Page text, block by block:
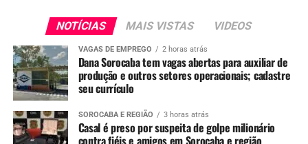
Importante:Às vagas para Sorocaba ainda não estão
abertas, mas você pode entrar em contato com o RH da
empresa,CLICANDO AQUI!
Para mais noticias, acompanhe o Portal Sorocabanices.
ANÚNCIO
NOTÍCIAS MAIS VISTAS VIDEOS
VAGAS DE EMPREGO 2 horas atrás
Dana Sorocaba tem vagas abertas para auxiliar de
produção e outros setores operacionais; cadastre
seu currículo
SOROCABA E REGIÃO 3 horas atrás
Casal é preso por suspeita de golpe milionário
contra fiéis e amigos em Sorocaba e região